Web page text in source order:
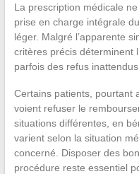
La prescription médicale
prise en charge intégrale
léger. Malgré l’apparente
critères précis déterminent
parfois des refus inattendus.
Certains patients, pourtant
voient refuser le
situations différentes, en
varient selon la situation
concerné. Disposer des
procédure reste essentiel